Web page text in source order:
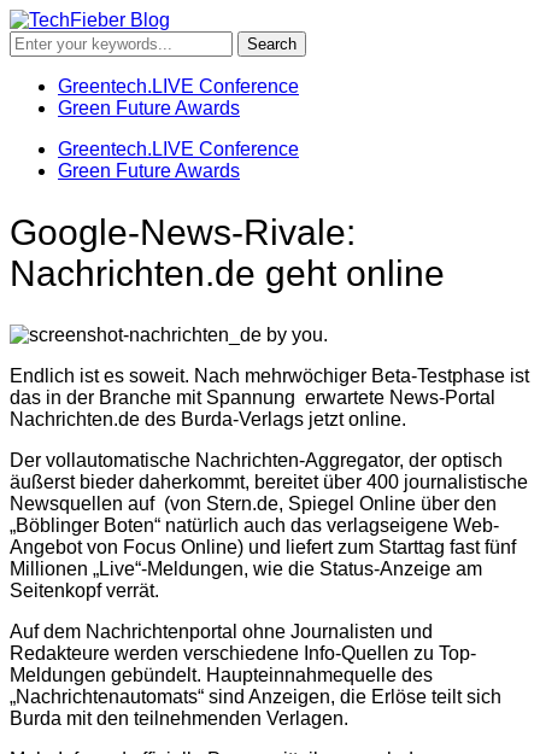
Greentech.LIVE Conference
Green Future Awards
Greentech.LIVE Conference
Green Future Awards
Google-News-Rivale:
Nachrichten.de geht online
Endlich ist es soweit. Nach mehrwöchiger Beta-Testphase ist
das in der Branche mit Spannung erwartete News-Portal
Nachrichten.de des Burda-Verlags jetzt online.
Der vollautomatische Nachrichten-Aggregator, der optisch
äußerst bieder daherkommt, bereitet über 400 journalistische
Newsquellen auf (von Stern.de, Spiegel Online über den
„Böblinger Boten“ natürlich auch das verlagseigene Web-
Angebot von Focus Online) und liefert zum Starttag fast fünf
Millionen „Live“-Meldungen, wie die Status-Anzeige am
Seitenkopf verrät.
Auf dem Nachrichtenportal ohne Journalisten und
Redakteure werden verschiedene Info-Quellen zu Top-
Meldungen gebündelt. Haupteinnahmequelle des
„Nachrichtenautomats“ sind Anzeigen, die Erlöse teilt sich
Burda mit den teilnehmenden Verlagen.